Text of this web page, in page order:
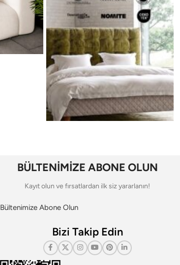
BÜLTENİMİZE ABONE OLUN
Kayıt olun ve fırsatlardan ilk siz yararlanın!
Bültenimize Abone Olun
Bizi Takip Edin